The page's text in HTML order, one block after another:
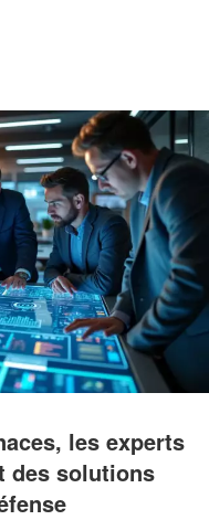
les experts
des solutions